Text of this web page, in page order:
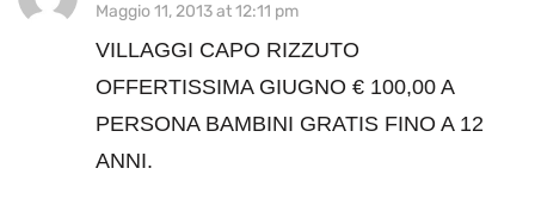
Maggio 11, 2013 at 12:11 pm
VILLAGGI CAPO RIZZUTO
OFFERTISSIMA GIUGNO € 100,00 A
PERSONA BAMBINI GRATIS FINO A 12
ANNI.